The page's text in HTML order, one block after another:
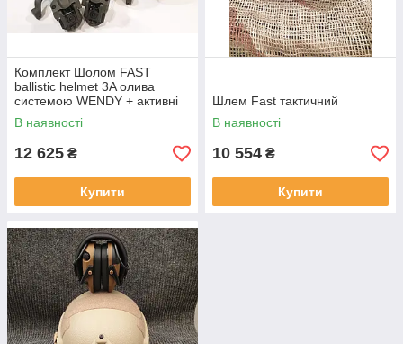
Комплект Шолом FAST
ballistic helmet 3A олива
системою WENDY + активні
навушники Zohan з
кріпленням чебурашки
В наявності
12 625 ₴
Купити
Шлем Fast тактичний
В наявності
10 554 ₴
Купити